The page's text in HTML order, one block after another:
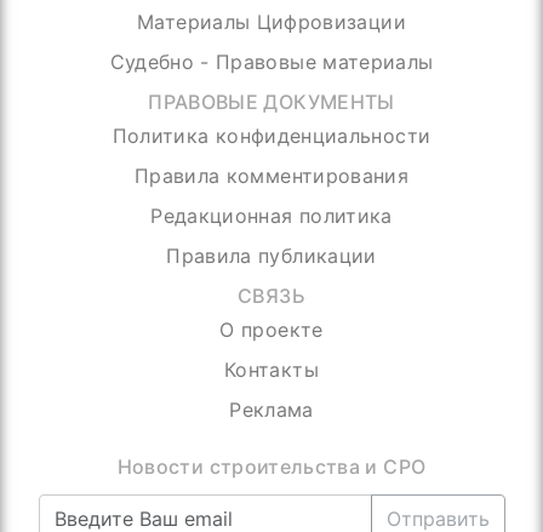
Материалы Цифровизации
Судебно - Правовые материалы
ПРАВОВЫЕ ДОКУМЕНТЫ
Политика конфиденциальности
Правила комментирования
Редакционная политика
Правила публикации
СВЯЗЬ
О проекте
Контакты
Реклама
Новости строительства и СРО
Отправить